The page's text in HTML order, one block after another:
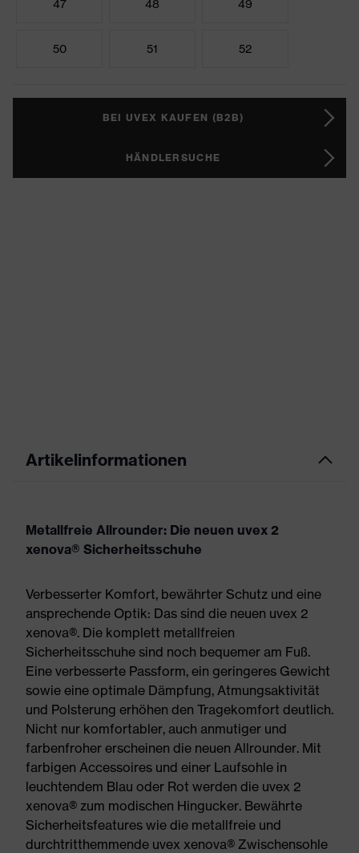
47 48 49
50 51 52
BEI UVEX KAUFEN (B2B)
HÄNDLERSUCHE
Artikelinformationen
Metallfreie Allrounder: Die neuen uvex 2
xenova® Sicherheitsschuhe
Verbesserter Komfort, bewährter Schutz und eine
ansprechende Optik: Das sind die neuen uvex 2
xenova®. Die komplett metallfreien
Sicherheitsschuhe sind noch bequemer am Fuß.
Eine verbesserte Passform, ein geringeres Gewicht
sowie eine optimale Dämpfung, Atmungsaktivität
und Polsterung erhöhen den Tragekomfort deutlich.
Nicht nur komfortabler, auch anmutiger und
farbenfroher erscheinen die neuen Allrounder. Mit
farbigen Accessoires und einer Laufsohle in
leuchtendem Blau oder Rot werden die uvex 2
xenova® zum modischen Hingucker. Bewährte
Sicherheitsfeatures wie die metallfreie und
durchtritthemmende uvex xenova® Zwischensohle